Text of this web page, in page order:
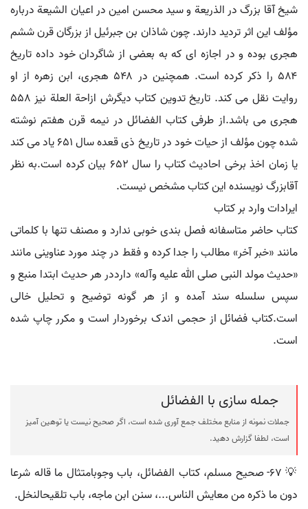
شیخ آقا بزرگ در الذریعة و سید محسن امین در اعیان الشیعة درباره
مؤلف این اثر تردید دارند. چون شاذان بن جبرئیل از بزرگان قرن ششم
هجری بوده و در اجازه ای که به بعضی از شاگردان خود داده تاریخ
۵۸۴ را ذکر کرده است. همچنین در ۵۴۸ هجری، ابن زهره از او
روایت نقل می کند. تاریخ تدوین کتاب دیگرش ازاحة العلة نیز ۵۵۸
هجری می باشد.از طرفی کتاب الفضائل در نیمه قرن هفتم نوشته
شده چون مؤلف از حیات خود در تاریخ ذی قعده سال ۶۵۱ یاد می کند
یا زمان اخذ برخی احادیث کتاب را سال ۶۵۲ بیان کرده است.به نظر
آقابزرگ نویسنده این کتاب مشخص نیست.
ایرادات وارد بر کتاب
کتاب حاضر متاسفانه فصل بندی خوبی ندارد و مصنف تنها با کلماتی
مانند «خبر آخر» مطالب را جدا کرده و فقط در چند مورد عناوینی مانند
«حدیث مولد النبی صلی الله علیه وآله» دارددر هر حدیث ابتدا منبع و
سپس سلسله سند آمده و از هر گونه توضیح و تحلیل خالی
است.کتاب فضائل از حجمی اندک برخوردار است و مکرر چاپ شده
است.
جمله سازی با الفضائل
جملات نمونه از منابع مختلف جمع آوری شده است، اگر صحیح نیست یا توهین آمیز
است، لطفا گزارش دهید.
💡 67- صحيح مسلم، كتاب الفضائل، باب وجوبامتثال ما قاله شرعا
دون ما ذكره من معايش الناس...، سنن ابن ماجه، باب تلقيحالنخل.